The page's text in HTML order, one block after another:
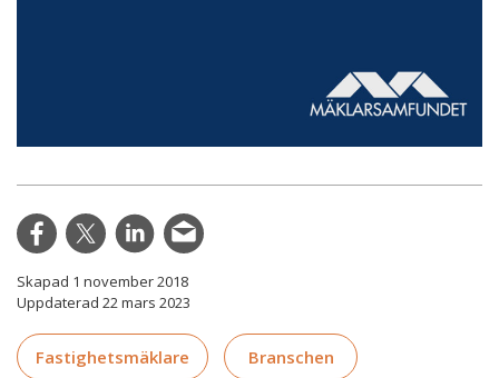
Skapad 1 november 2018
Uppdaterad 22 mars 2023
Fastighetsmäklare Branschen